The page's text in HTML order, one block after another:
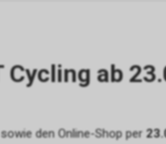
ab
den Online-Shop per